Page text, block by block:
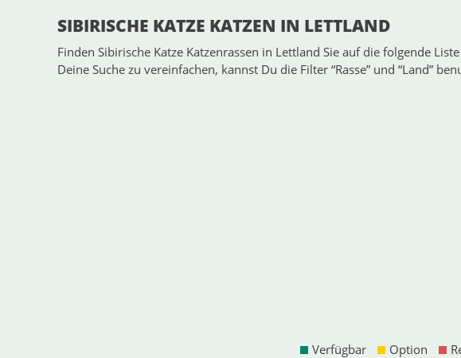
SIBIRISCHE KATZE KATZEN IN LETTLAND
Finden Sibirische Katze Katzenrassen in Lettland Sie auf die folgende
Deine Suche zu vereinfachen, kannst Du die Filter “Rasse” und “Land”
Verfügbar Option